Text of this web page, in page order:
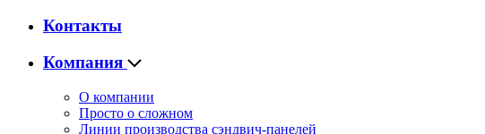
Контакты
Компания
О компании
Просто о сложном
Линии производства сэндвич-панелей